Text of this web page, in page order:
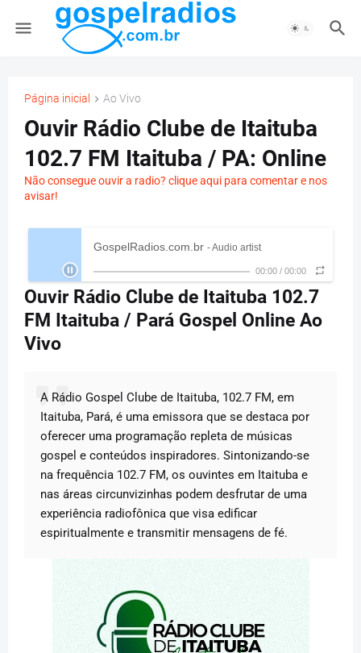
Página inicial Ao Vivo
Ouvir Rádio Clube de Itaituba
102.7 FM Itaituba / PA: Online
Não consegue ouvir a radio? clique aqui para comentar e nos
avisar!
GospelRadios.com.br - Audio artist
00:00 / 00:00
Ouvir Rádio Clube de Itaituba 102.7
FM Itaituba / Pará Gospel Online Ao
Vivo
A Rádio Gospel Clube de Itaituba, 102.7 FM, em
Itaituba, Pará, é uma emissora que se destaca por
oferecer uma programação repleta de músicas
gospel e conteúdos inspiradores. Sintonizando-se
na frequência 102.7 FM, os ouvintes em Itaituba e
nas áreas circunvizinhas podem desfrutar de uma
experiência radiofônica que visa edificar
espiritualmente e transmitir mensagens de fé.